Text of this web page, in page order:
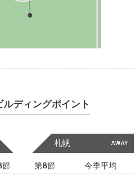
ルディングポイント
AWAY
札幌
節 第8節
今季平均